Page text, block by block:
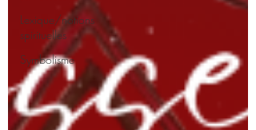
Lexique/notions
spirituelles
Symbolisme